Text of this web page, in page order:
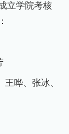
立学院考核
晔、张冰、